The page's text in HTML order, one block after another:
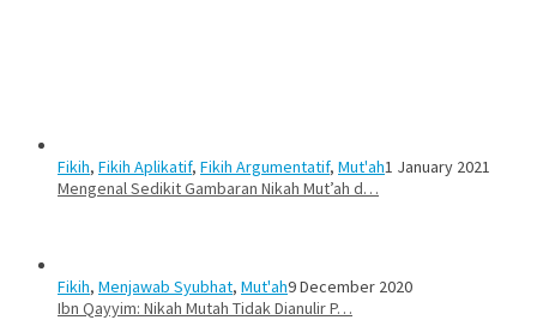
Fikih, Fikih Aplikatif, Fikih Argumentatif, Mut'ah1 January 2021
Mengenal Sedikit Gambaran Nikah Mut’ah d…
Fikih, Menjawab Syubhat, Mut'ah9 December 2020
Ibn Qayyim: Nikah Mutah Tidak Dianulir P…